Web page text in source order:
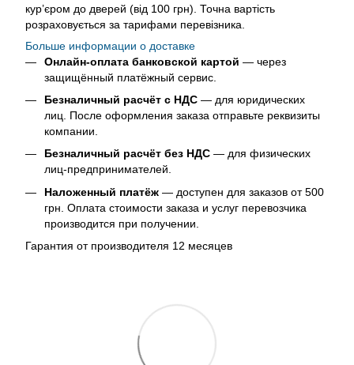
кур’єром до дверей (від 100 грн). Точна вартість
розраховується за тарифами перевізника.
Больше информации о доставке
Онлайн-оплата банковской картой — через
защищённый платёжный сервис.
Безналичный расчёт с НДС — для юридических
лиц. После оформления заказа отправьте реквизиты
компании.
Безналичный расчёт без НДС — для физических
лиц-предпринимателей.
Наложенный платёж — доступен для заказов от 500
грн. Оплата стоимости заказа и услуг перевозчика
производится при получении.
Гарантия от производителя 12 месяцев